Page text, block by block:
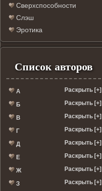
Сверхспособности
Слэш
Эротика
Список авторов
А Раскрыть [+]
Б Раскрыть [+]
В Раскрыть [+]
Г Раскрыть [+]
Д Раскрыть [+]
Е Раскрыть [+]
Ж Раскрыть [+]
З Раскрыть [+]